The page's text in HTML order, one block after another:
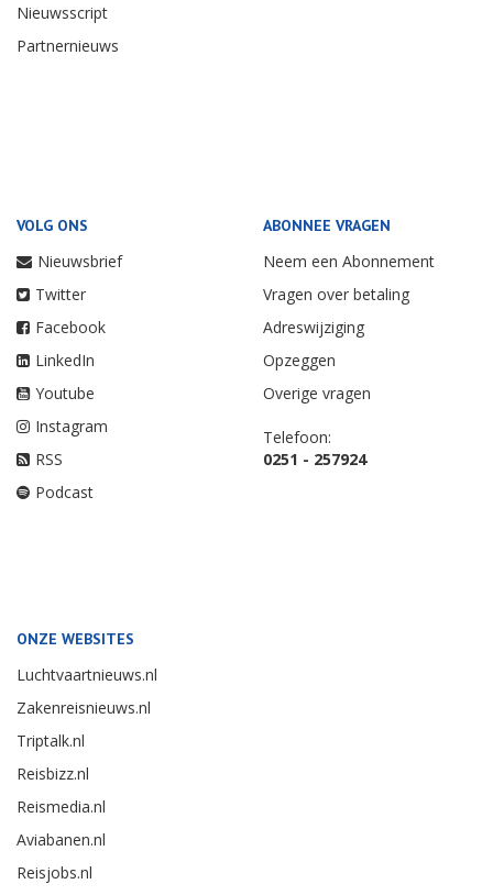
Nieuwsscript
Partnernieuws
VOLG ONS
Nieuwsbrief
Twitter
Facebook
LinkedIn
Youtube
Instagram
RSS
Podcast
ABONNEE VRAGEN
Neem een Abonnement
Vragen over betaling
Adreswijziging
Opzeggen
Overige vragen
Telefoon:
0251 - 257924
ONZE WEBSITES
Luchtvaartnieuws.nl
Zakenreisnieuws.nl
Triptalk.nl
Reisbizz.nl
Reismedia.nl
Aviabanen.nl
Reisjobs.nl